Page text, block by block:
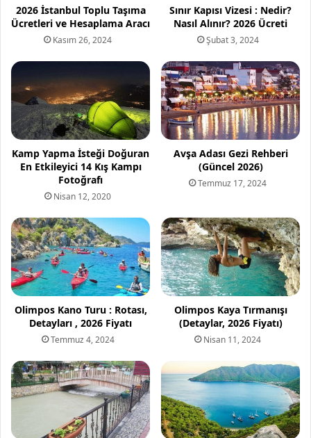
2026 İstanbul Toplu Taşıma
Ücretleri ve Hesaplama Aracı
Kasım 26, 2024
Sınır Kapısı Vizesi : Nedir?
Nasıl Alınır? 2026 Ücreti
Şubat 3, 2024
Kamp Yapma İsteği Doğuran
En Etkileyici 14 Kış Kampı
Fotoğrafı
Nisan 12, 2020
Avşa Adası Gezi Rehberi
(Güncel 2026)
Temmuz 17, 2024
Olimpos Kano Turu : Rotası,
Detayları , 2026 Fiyatı
Temmuz 4, 2024
Olimpos Kaya Tırmanışı
(Detaylar, 2026 Fiyatı)
Nisan 11, 2024